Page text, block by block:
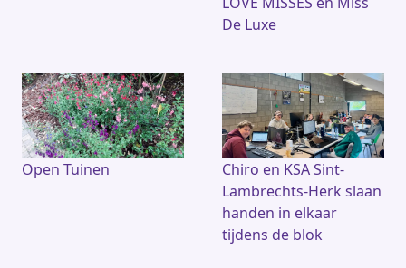
De Luxe
Open Tuinen
Chiro en KSA Sint-
Lambrechts-Herk slaan
handen in elkaar
tijdens de blok